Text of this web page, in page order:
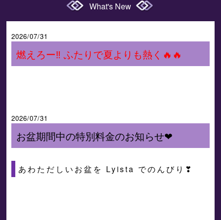
What's New
2026/07/31
燃えろー‼ ふたりで夏よりも熱く🔥🔥
2026/07/31
お盆期間中の特別料金のお知らせ❤
あわただしいお盆を Lyista でのんびり❣